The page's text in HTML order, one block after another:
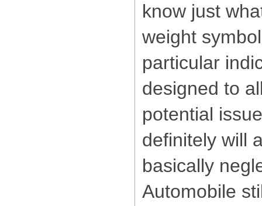
know just
weight
particular
designed to
potential
definitely will
basically
Automobile